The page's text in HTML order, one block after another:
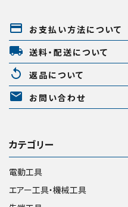
payment お支払い方法について
local_shipping 送料・配送について
replay 返品について
mail お問い合わせ
カテゴリー
電動工具
エアー工具・機械工具